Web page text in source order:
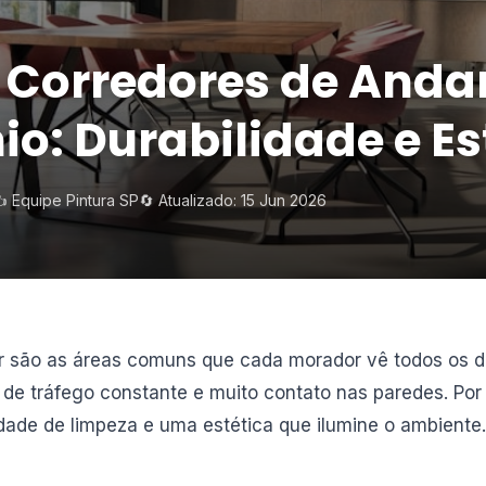
de
Durabilidade e
Pintura SP🔄 Atualizado: 15 Jun 2026
são as áreas comuns que cada morador vê todos os
tráfego constante e muito contato nas paredes.
de limpeza e uma estética que ilumine o ambiente.